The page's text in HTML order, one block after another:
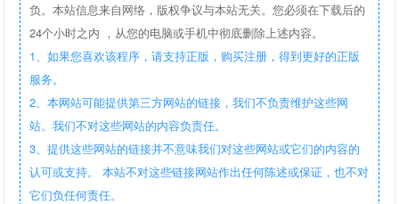
负。本站信息来自网络，版权争议与本站无关。您必须在下载后的
24个小时之内 ，从您的电脑或手机中彻底删除上述内容。
1、如果您喜欢该程序，请支持正版，购买注册，得到更好的正版
服务。
2、本网站可能提供第三方网站的链接，我们不负责维护这些网
站。我们不对这些网站的内容负责任。
3、提供这些网站的链接并不意味我们对这些网站或它们的内容的
认可或支持。 本站不对这些链接网站作出任何陈述或保证，也不对
它们负任何责任。